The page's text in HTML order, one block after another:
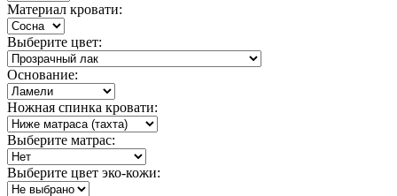
Материал кровати:
Выберите цвет:
Основание:
Ножная спинка кровати:
Выберите матрас:
Выберите цвет эко-кожи: